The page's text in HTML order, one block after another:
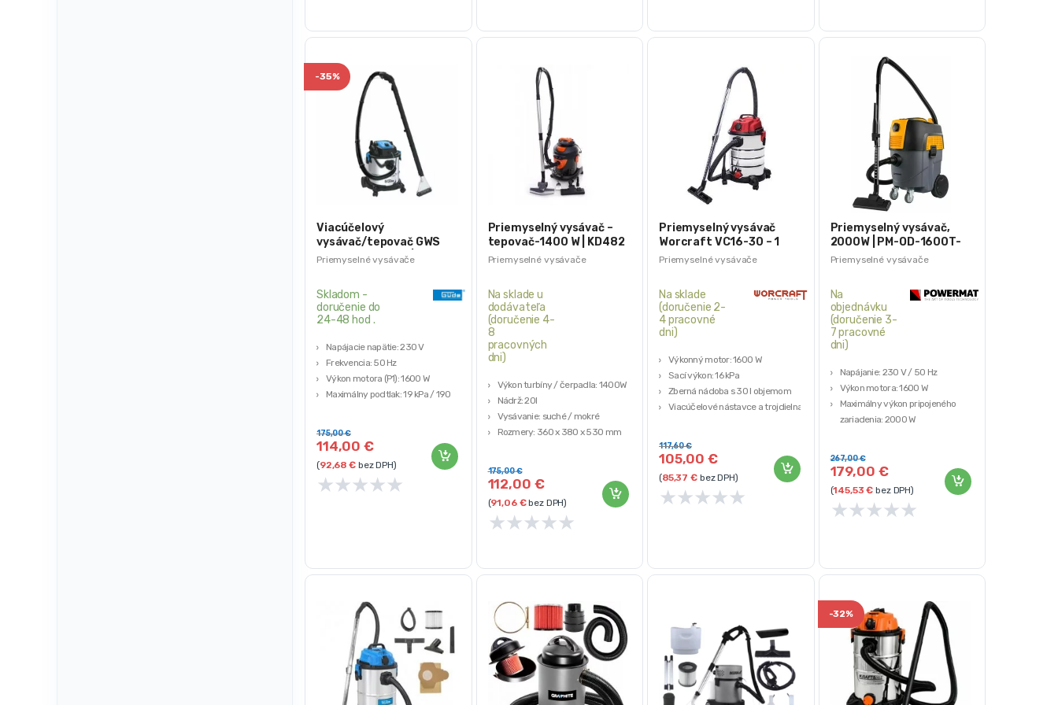
Priemyselné vysávače
-35%
Viacúčelový
vysávač/tepovač GWS
1600-20, 1600W | Güde
Skladom -
doručenie do
24-48 hod .
Napájacie napätie: 230 V
Frekvencia: 50 Hz
Výkon motora (P1): 1600 W
Maximálny podtlak: 19 kPa / 190
114,00€
175,00€
(92,68€bez DPH)
★★★★★
Priemyselné vysávače
Priemyselný vysávač –
tepovač-1400 W | KD482
Na sklade u
dodávateľa
(doručenie 4-
8
pracovných
dni)
Výkon turbíny / čerpadla: 1400W
Nádrž: 20l
Vysávanie: suché / mokré
Rozmery: 360 x 380 x 530 mm
112,00 €
175,00€
(91,06 €bez DPH)
★★★★★
Priemyselné vysávače
Priemyselný vysávač
Worcraft VC16-30 – 1
600 W
Na sklade
(doručenie 2-
4 pracovné
dni)
Výkonný motor: 1600 W
Sací výkon: 16 kPa
Zberná nádoba s 30 l objemom
Viacúčelové nástavce a trojdielna
105,00€
117,60€
(85,37€bez DPH)
★★★★★
Priemyselné vysávače
Priemyselný vysávač,
2000W | PM-OD-1600T-
PRO
Na
objednávku
(doručenie 3-
7 pracovné
dni)
Napájanie: 230 V / 50 Hz
Výkon motora: 1600 W
Maximálny výkon pripojeného
zariadenia: 2000 W
179,00 €
267,00€
(145,53€ bez DPH)
★★★★★
-32%